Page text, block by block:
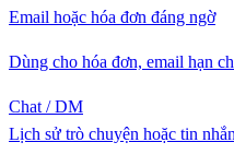
Email hoặc hóa đơn đáng ngờ
Dùng cho hóa đơn, email hạn
Chat / DM
Lịch sử trò chuyện hoặc tin